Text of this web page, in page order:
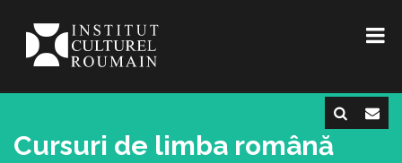
Cursuri de limba română